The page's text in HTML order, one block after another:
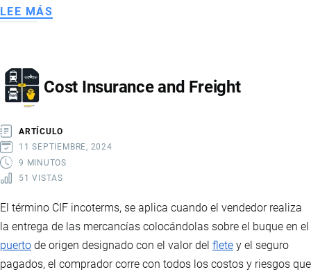
LEE MÁS
Cost Insurance and Freight
ARTÍCULO
11 SEPTIEMBRE, 2024
9 MINUTOS
51 VISTAS
El término CIF incoterms, se aplica cuando el vendedor realiza
la entrega de las mercancías colocándolas sobre el buque en el
puerto de origen designado con el valor del flete y el seguro
pagados, el comprador corre con todos los costos y riesgos que